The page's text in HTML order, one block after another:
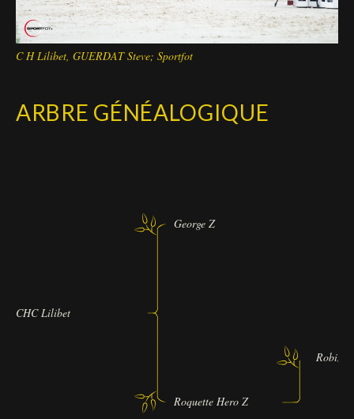
C H Lilibet, GUERDAT Steve; Sportfot
ARBRE GÉNÉALOGIQUE
CHC Lilibet
George Z
Roquette Hero Z
Robin-I